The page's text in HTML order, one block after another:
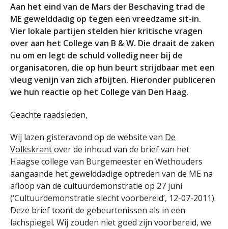
Aan het eind van de Mars der Beschaving trad de
ME gewelddadig op tegen een vreedzame sit-in.
Vier lokale partijen stelden hier kritische vragen
over aan het College van B & W. Die draait de zaken
nu om en legt de schuld volledig neer bij de
organisatoren, die op hun beurt strijdbaar met een
vleug venijn van zich afbijten. Hieronder publiceren
we hun reactie op het College van Den Haag.
Geachte raadsleden,
Wij lazen gisteravond op de website van De
Volkskrantover de inhoud van de brief van het
Haagse college van Burgemeester en Wethouders
aangaande het gewelddadige optreden van de ME na
afloop van de cultuurdemonstratie op 27 juni
(‘Cultuurdemonstratie slecht voorbereid’, 12-07-2011).
Deze brief toont de gebeurtenissen als in een
lachspiegel. Wij zouden niet goed zijn voorbereid, we